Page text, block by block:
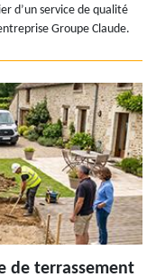
d’un service de qualité
Groupe Claude.
de terrassement